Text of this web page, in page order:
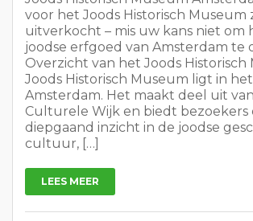
voor het Joods Historisch Museum
uitverkocht – mis uw kans niet om
joodse erfgoed van Amsterdam te
Overzicht van het Joods Historisch
Joods Historisch Museum ligt in
Amsterdam. Het maakt deel uit
Culturele Wijk en biedt bezoekers
diepgaand inzicht in de joodse
cultuur, […]
LEES MEER